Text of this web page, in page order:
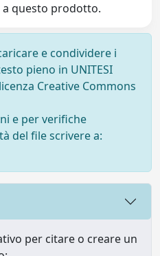
a questo prodotto.
e condividere i
pieno in UNITESI
Creative Commons
e per verifiche
del file scrivere a:
per citare o creare un